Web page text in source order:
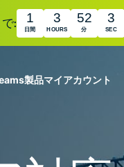
: 1
日間
3
HOURS
52
分
2
SEC
製品
Award-
マイアカウント